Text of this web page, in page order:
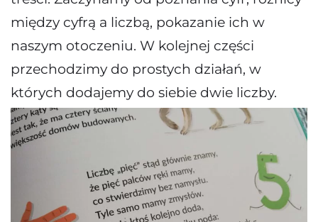
między cyfrą a liczbą, pokazanie ich w
naszym otoczeniu. W kolejnej części
przechodzimy do prostych działań, w
których dodajemy do siebie dwie liczby.